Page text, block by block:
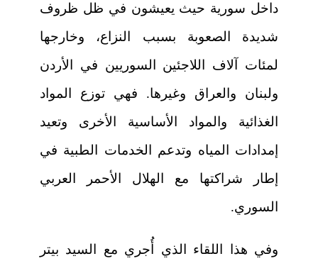
داخل سورية حيث يعيشون في ظل ظروف
شديدة الصعوبة بسبب النزاع، وخارجها
لمئات آلاف اللاجئين السوريين في الأردن
ولبنان والعراق وغيرها. فهي توزع المواد
الغذائية والمواد الأساسية الأخرى وتعيد
إمدادات المياه وتدعم الخدمات الطبية في
إطار شراكتها مع الهلال الأحمر العربي
السوري.
وفي هذا اللقاء الذي أُجري مع السيد بيتر